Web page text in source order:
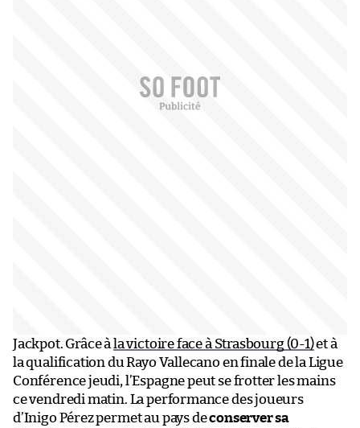
Jackpot. Grâce à la victoire face à Strasbourg (0-1)et à
la qualification du Rayo Vallecano en finale de la Ligue
Conférence jeudi, l’Espagne peut se frotter les mains
ce vendredi matin. La performance des joueurs
d’Inigo Pérez permet au pays deconserver sa